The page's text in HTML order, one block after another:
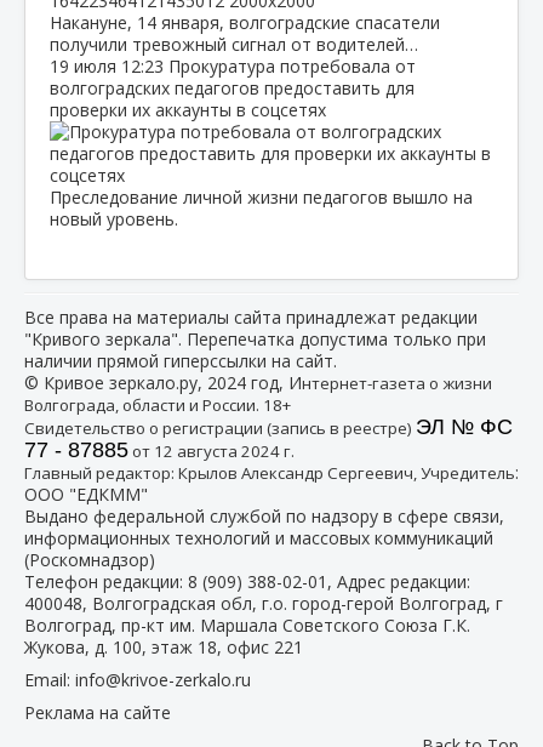
Накануне, 14 января, волгоградские спасатели
получили тревожный сигнал от водителей…
19 июля 12:23 Прокуратура потребовала от
волгоградских педагогов предоставить для
проверки их аккаунты в соцсетях
Преследование личной жизни педагогов вышло на
новый уровень.
Все права на материалы сайта принадлежат редакции
"Кривого зеркала". Перепечатка допустима только при
наличии прямой гиперссылки на сайт.
© Кривое зеркало.ру, 2024 год, Интернет-газета о жизни
Волгограда, области и России. 18+
Свидетельство о регистрации (запись в реестре) ЭЛ № ФС
77 - 87885от 12 августа 2024 г.
Главный редактор: Крылов Александр Сергеевич, Учредитель:
ООО "ЕДКММ"
Выдано федеральной службой по надзору в сфере связи,
информационных технологий и массовых коммуникаций
(Роскомнадзор)
Телефон редакции: 8 (909) 388-02-01 , Адрес редакции:
400048, Волгоградская обл, г.о. город-герой Волгоград, г
Волгоград, пр-кт им. Маршала Советского Союза Г.К.
Жукова, д. 100, этаж 18, офис 221
Email: info@krivoe-zerkalo.ru
Реклама на сайте